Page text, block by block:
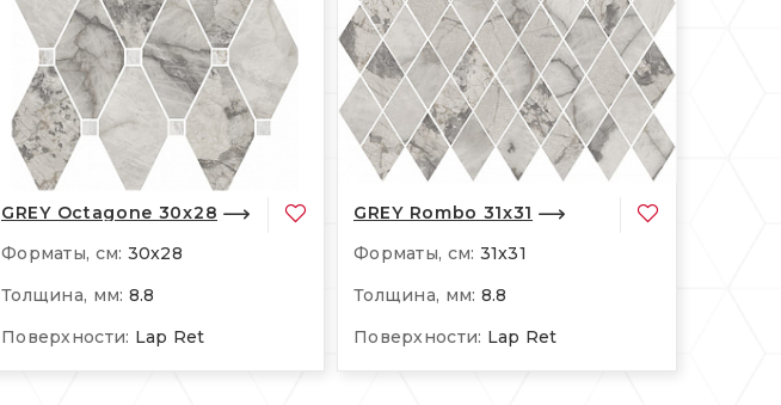
GREY Octagone 30x28
Форматы, см: 30x28
Толщина, мм: 8.8
Поверхности: Lap Ret
GREY Rombo 31x31
Форматы, см: 31x31
Толщина, мм: 8.8
Поверхности: Lap Ret